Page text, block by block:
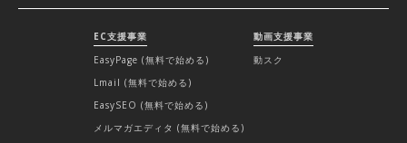
EC支援事業
EasyPage (無料で始める)
Lmail (無料で始める)
EasySEO (無料で始める)
メルマガエディタ (無料で始める)
動画支援事業
動スク